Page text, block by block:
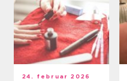
24. februar 2026